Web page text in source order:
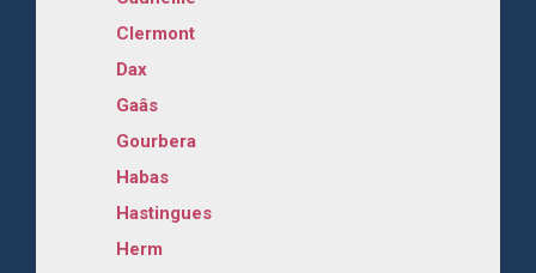
Clermont
Dax
Gaâs
Gourbera
Habas
Hastingues
Herm